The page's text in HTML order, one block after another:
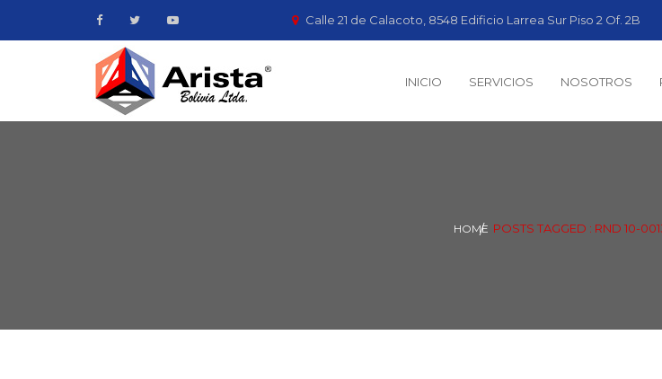
Calle 21 de Calacoto, 8548 Edificio Larrea Sur Piso 2 Of. 2B
INICIO SERVICIOS NOSOTROS
HOME POSTS TAGGED : RND 10-